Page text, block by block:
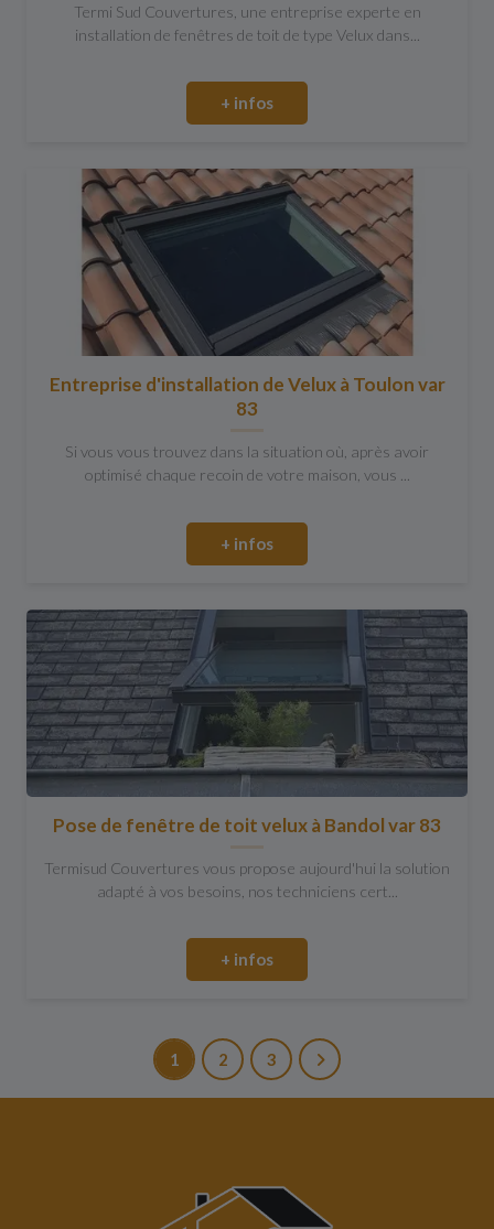
Termi Sud Couvertures, une entreprise experte en
installation de fenêtres de toit de type Velux dans...
+ infos
Entreprise d'installation de Velux à Toulon var
83
Si vous vous trouvez dans la situation où, après avoir
optimisé chaque recoin de votre maison, vous ...
+ infos
Pose de fenêtre de toit velux à Bandol var 83
Termisud Couvertures vous propose aujourd'hui la solution
adapté à vos besoins, nos techniciens cert...
+ infos
1 2 3